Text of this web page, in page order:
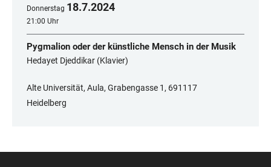
Donnerstag 18.7.2024
21:00 Uhr
Pygmalion oder der künstliche Mensch in der Musik
Hedayet Djeddikar (Klavier)
Alte Universität, Aula, Grabengasse 1, 691117
Heidelberg